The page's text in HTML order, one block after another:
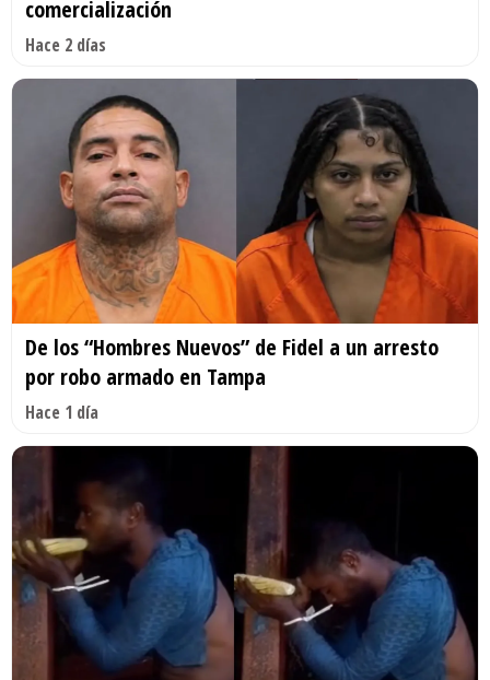
comercialización
Hace 2 días
De los “Hombres Nuevos” de Fidel a un arresto
por robo armado en Tampa
Hace 1 día